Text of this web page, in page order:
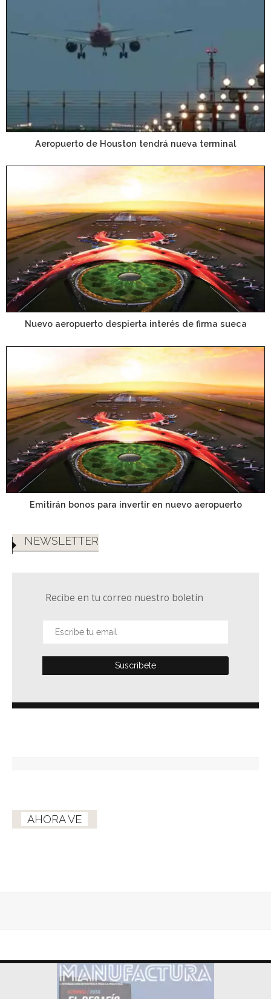
Aeropuerto de Houston tendrá nueva terminal
Nuevo aeropuerto despierta interés de firma sueca
Emitirán bonos para invertir en nuevo aeropuerto
NEWSLETTER
Recibe en tu correo nuestro boletín
AHORA VE